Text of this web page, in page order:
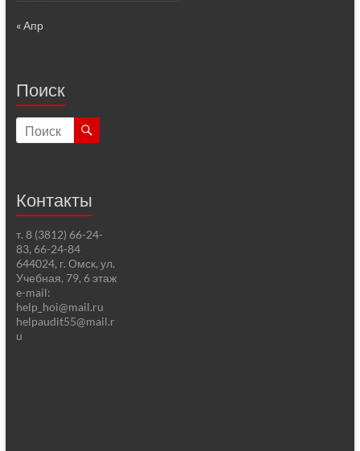
« Апр
Поиск
Контакты
т. 8 (3812) 66-24-
83, 66-24-84
644024, г. Омск, ул.
Учебная, 79, 6 этаж
e-mail:
help_hoi@mail.ru
helpaudit55@mail.r
u